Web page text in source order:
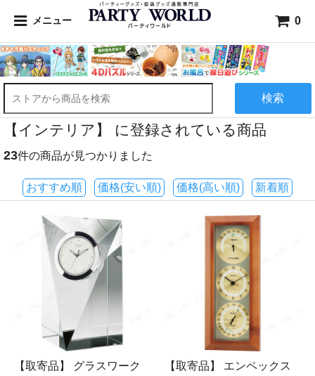
メニュー 0
検索
【インテリア】 に登録されている商品
23件の商品が見つかりました
おすすめ順 価格(安い順) 価格(高い順) 新着順
【取寄品】 グラスワーク
【取寄品】 エンペックス